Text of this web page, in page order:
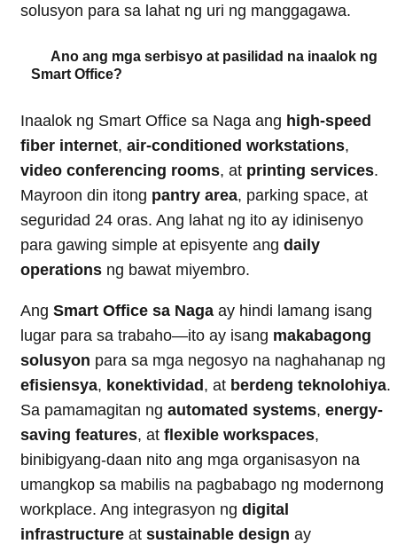
solusyon para sa lahat ng uri ng manggagawa.
Ano ang mga serbisyo at pasilidad na inaalok ng
Smart Office?
Inaalok ng Smart Office sa Naga ang high-speed
fiber internet, air-conditioned workstations,
video conferencing rooms, at printing services.
Mayroon din itong pantry area, parking space, at
seguridad 24 oras. Ang lahat ng ito ay idinisenyo
para gawing simple at episyente ang daily
operations ng bawat miyembro.
Ang Smart Office sa Naga ay hindi lamang isang
lugar para sa trabaho—ito ay isang makabagong
solusyon para sa mga negosyo na naghahanap ng
efisiensya, konektividad, at berdeng teknolohiya.
Sa pamamagitan ng automated systems, energy-
saving features, at flexible workspaces,
binibigyang-daan nito ang mga organisasyon na
umangkop sa mabilis na pagbabago ng modernong
workplace. Ang integrasyon ng digital
infrastructure at sustainable design ay